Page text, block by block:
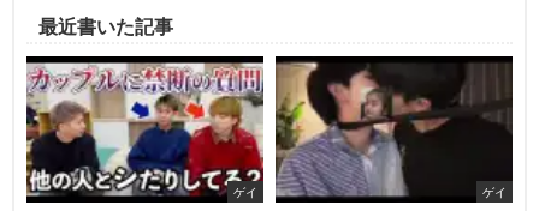
最近書いた記事
ゲイ ゲイ